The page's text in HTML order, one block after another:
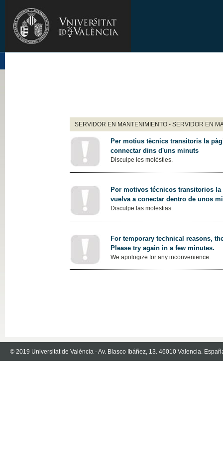
SERVIDOR EN MANTENIMIENTO - SERVIDOR EN
Per motius tècnics transitoris la
connectar dins d'uns minuts
Disculpe les molèsties.
Por motivos técnicos transitorios
vuelva a conectar dentro de unos
Disculpe las molestias.
For temporary technical reasons,
Please try again in a few minutes.
We apologize for any inconvenience.
© 2019 Universitat de València - Av. Blasco Ibáñez, 13. 46010 Valencia.